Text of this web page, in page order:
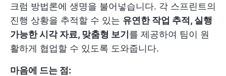
크럼 방법론에 생명을 불어넣습니다. 각 스프린트의
진행 상황을 추적할 수 있는 유연한 작업 추적, 실행
가능한 시각 자료, 맞춤형 보기 를 제공하여 팀이 원
활하게 협업할 수 있도록 도와줍니다.
마음에 드는 점: